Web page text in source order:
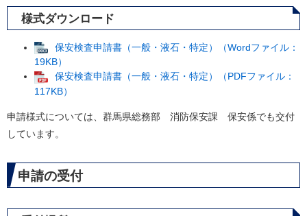
様式ダウンロード
保安検査申請書（一般・液石・特定）（Wordファイル：
19KB）
保安検査申請書（一般・液石・特定）（PDFファイル：
117KB）
申請様式については、群馬県総務部 消防保安課 保安係でも交付
しています。
申請の受付